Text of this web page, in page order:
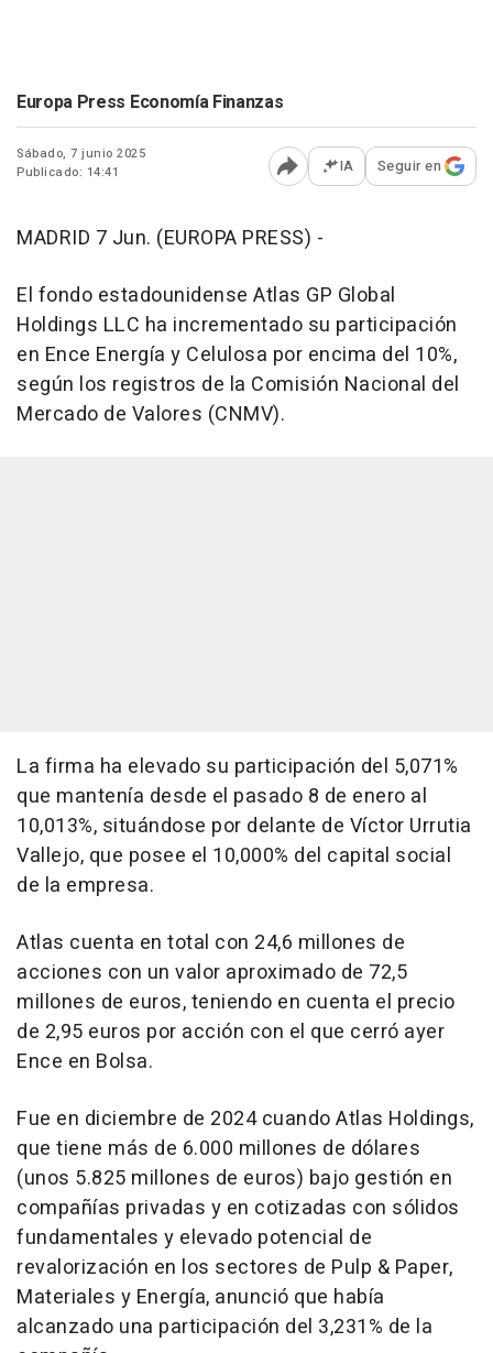
Europa Press Economía Finanzas
Sábado, 7 junio 2025
Publicado: 14:41
Abrir opciones para
IA Seguir en
MADRID 7 Jun. (EUROPA PRESS) -
El fondo estadounidense Atlas GP Global
Holdings LLC ha incrementado su participación
en Ence Energía y Celulosa por encima del 10%,
según los registros de la Comisión Nacional del
Mercado de Valores (CNMV).
La firma ha elevado su participación del 5,071%
que mantenía desde el pasado 8 de enero al
10,013%, situándose por delante de Víctor Urrutia
Vallejo, que posee el 10,000% del capital social
de la empresa.
Atlas cuenta en total con 24,6 millones de
acciones con un valor aproximado de 72,5
millones de euros, teniendo en cuenta el precio
de 2,95 euros por acción con el que cerró ayer
Ence en Bolsa.
Fue en diciembre de 2024 cuando Atlas Holdings,
que tiene más de 6.000 millones de dólares
(unos 5.825 millones de euros) bajo gestión en
compañías privadas y en cotizadas con sólidos
fundamentales y elevado potencial de
revalorización en los sectores de Pulp & Paper,
Materiales y Energía, anunció que había
alcanzado una participación del 3,231% de la